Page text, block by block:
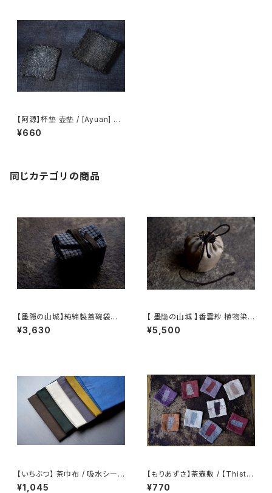
【阿源】杯垫 壶垫 / [Ayuan] Cu
p coaster Teapot mat
¥660
同じカテゴリの商品
【墨隠の山城】純綿製蓋碗袋内【
【 墨隐の山城 】香雲紗 植物染
仕覆 めカップ袋 【 Ink & Moun
¥3,630
【 墨隐の山城 】香雲紗 植物染
仕覆 めカップ袋 【 Ink & Moun
tain Tea Atelier】Tea Cadd
¥5,500
【いちぶつ】 茶巾布 / 吸水シート
(カビが生えない)
¥1,045
【もりあずさ】茶壺敷 / 【Thistl
e】Teapot Coaster
¥770